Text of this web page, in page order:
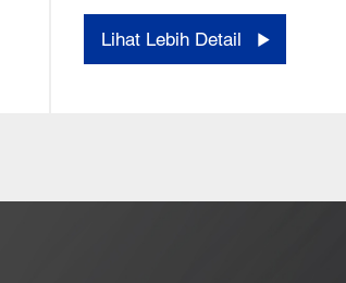
Lihat Lebih Detail